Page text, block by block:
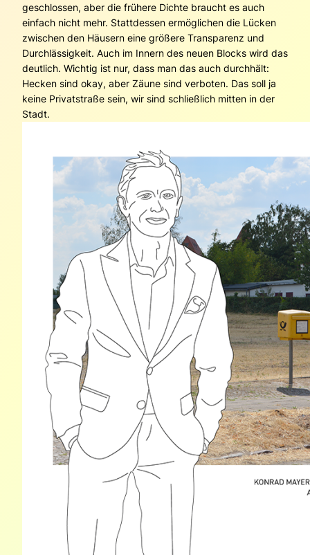
geschlossen, aber die frühere Dichte braucht es auch
einfach nicht mehr. Stattdessen ermöglichen die Lücken
zwischen den Häusern eine größere Transparenz und
Durchlässigkeit. Auch im Innern des neuen Blocks wird das
deutlich. Wichtig ist nur, dass man das auch durchhält:
Hecken sind okay, aber Zäune sind verboten. Das soll ja
keine Privatstraße sein, wir sind schließlich mitten in der
Stadt.